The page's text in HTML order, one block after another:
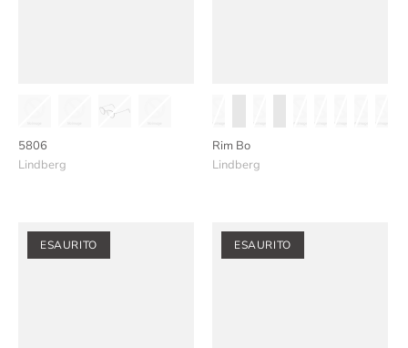
5806
Lindberg
Rim Bo
Lindberg
ESAURITO ESAURITO